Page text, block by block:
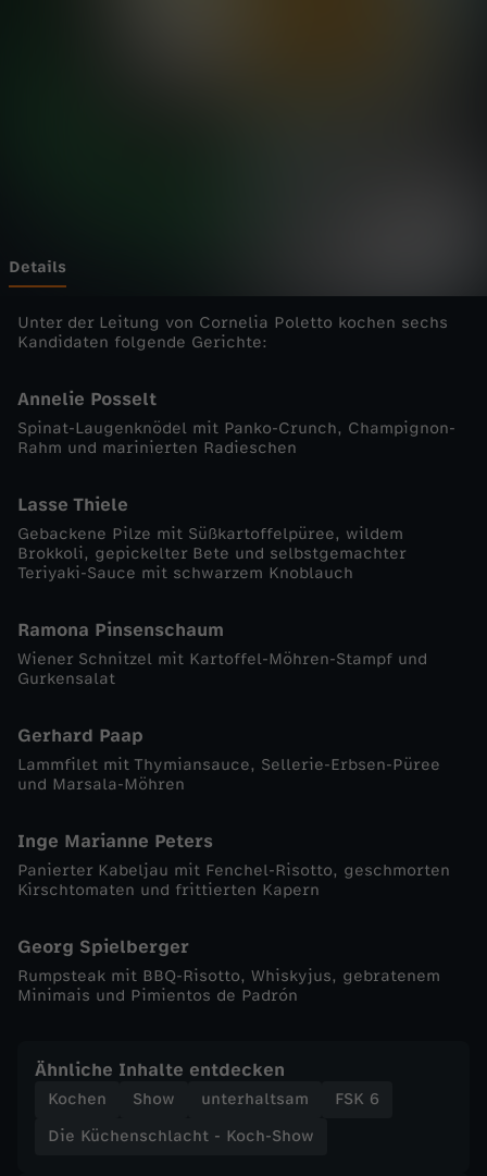
l
a
h
-
K
o
c
h
-
S
h
o
w
-
G
Details
Unter der Leitung von Cornelia Poletto kochen sechs
Kandidaten folgende Gerichte:
Annelie Posselt
Spinat-Laugenknödel mit Panko-Crunch, Champignon-
Rahm und marinierten Radieschen
Lasse Thiele
Gebackene Pilze mit Süßkartoffelpüree, wildem
Brokkoli, gepickelter Bete und selbstgemachter
Teriyaki-Sauce mit schwarzem Knoblauch
Ramona Pinsenschaum
Wiener Schnitzel mit Kartoffel-Möhren-Stampf und
Gurkensalat
Gerhard Paap
Lammfilet mit Thymiansauce, Sellerie-Erbsen-Püree
und Marsala-Möhren
Inge Marianne Peters
Panierter Kabeljau mit Fenchel-Risotto, geschmorten
Kirschtomaten und frittierten Kapern
Georg Spielberger
Rumpsteak mit BBQ-Risotto, Whiskyjus, gebratenem
Minimais und Pimientos de Padrón
Ähnliche Inhalte entdecken
Kochen Show unterhaltsam
FSK 6
Die Küchenschlacht - Koch-Show